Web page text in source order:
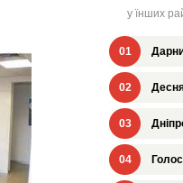
у їнших
01
02
03
04